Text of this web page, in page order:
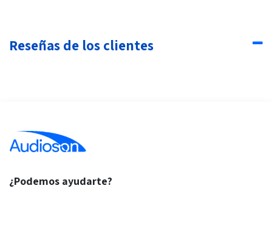
Reseñas de los clientes
¿Podemos ayudarte?